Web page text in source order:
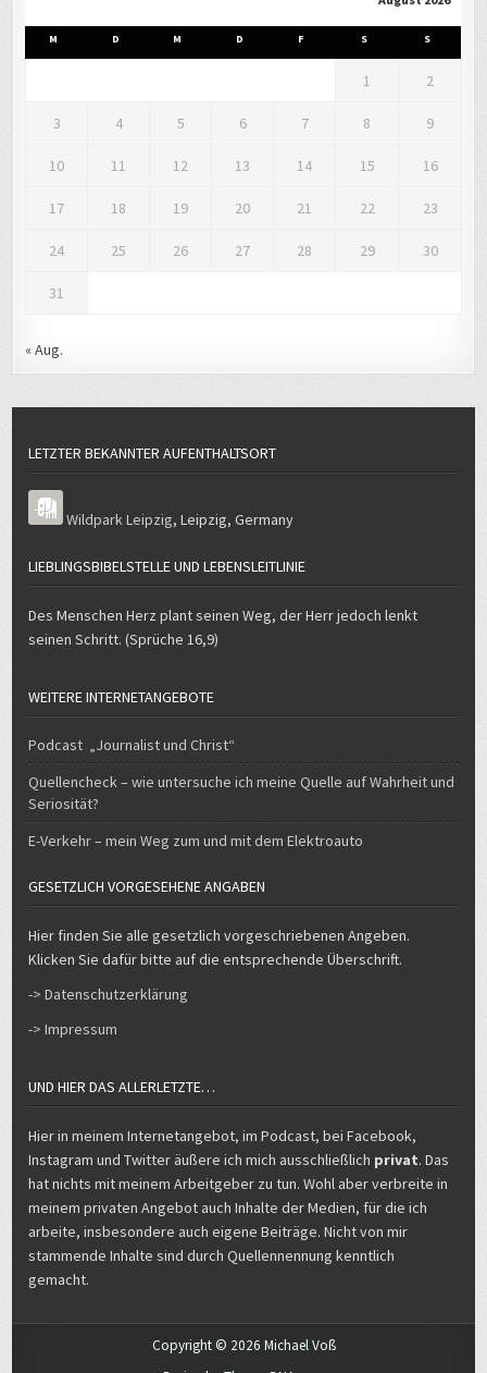
M D M D F S S
1 2
3 4 5 6 7 8 9
10 11 12 13 14 15 16
17 18 19 20 21 22 23
24 25 26 27 28 29 30
31
« Aug.
LETZTER BEKANNTER AUFENTHALTSORT
Wildpark Leipzig,Leipzig,Germany
LIEBLINGSBIBELSTELLE UND LEBENSLEITLINIE
Des Menschen Herz plant seinen Weg, der Herr jedoch lenkt
seinen Schritt. (Sprüche 16,9)
WEITERE INTERNETANGEBOTE
Podcast „Journalist und Christ“
Quellencheck – wie untersuche ich meine Quelle auf Wahrheit und
Seriosität?
E-Verkehr – mein Weg zum und mit dem Elektroauto
GESETZLICH VORGESEHENE ANGABEN
Hier finden Sie alle gesetzlich vorgeschriebenen Angeben.
Klicken Sie dafür bitte auf die entsprechende Überschrift.
-> Datenschutzerklärung
-> Impressum
UND HIER DAS ALLERLETZTE…
Hier in meinem Internetangebot, im Podcast, bei Facebook,
Instagram und Twitter äußere ich mich ausschließlich privat. Das
hat nichts mit meinem Arbeitgeber zu tun. Wohl aber verbreite in
meinem privaten Angebot auch Inhalte der Medien, für die ich
arbeite, insbesondere auch eigene Beiträge. Nicht von mir
stammende Inhalte sind durch Quellennennung kenntlich
gemacht.
Copyright © 2026 Michael Voß